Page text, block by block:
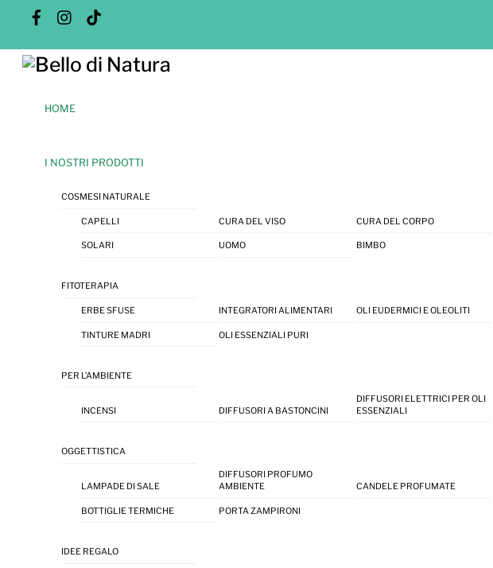
content
FacebookInstagram
Menu
HOME
I NOSTRI PRODOTTI
COSMESI NATURALE
CAPELLI CURA DEL VISO CURA DEL CORPO
SOLARI UOMO BIMBO
FITOTERAPIA
ERBE SFUSE INTEGRATORI ALIMENTARI OLI EUDERMICI E OLEOLITI
TINTURE MADRI OLI ESSENZIALI PURI
PER L’AMBIENTE
INCENSI DIFFUSORI A BASTONCINI
DIFFUSORI ELETTRICI PER OLI
ESSENZIALI
OGGETTISTICA
LAMPADE DI SALE
DIFFUSORI PROFUMO
AMBIENTE
CANDELE PROFUMATE
BOTTIGLIE TERMICHE PORTA ZAMPIRONI
IDEE REGALO